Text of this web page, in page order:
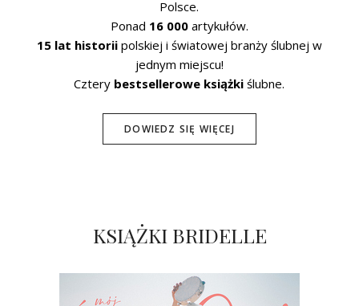
Polsce.
Ponad 16 000artykułów.
15 lat historiipolskiej i światowej branży ślubnej w
jednym miejscu!
Cztery bestsellerowe książki ślubne.
DOWIEDZ SIĘ WIĘCEJ
KSIĄŻKI BRIDELLE